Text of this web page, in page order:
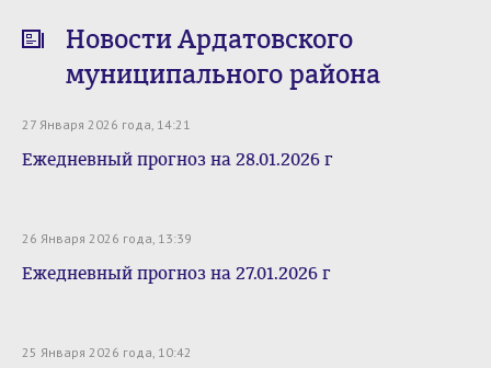
Здание райадминистрации
Новости Ардатовского
муниципального района
27 Января 2026 года, 14:21
Ежедневный прогноз на 28.01.2026 г
26 Января 2026 года, 13:39
Ежедневный прогноз на 27.01.2026 г
25 Января 2026 года, 10:42